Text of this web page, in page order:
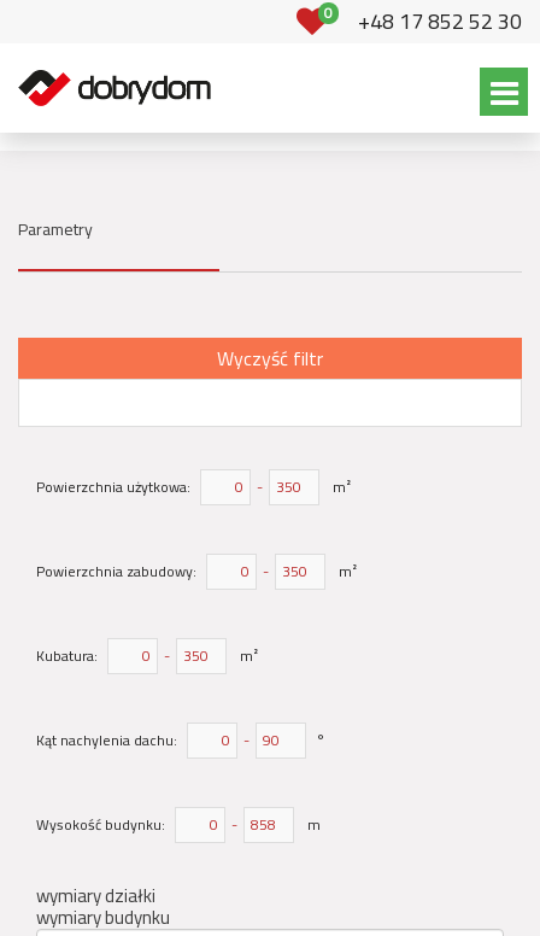
0 +48 17 852 52 30
Parametry
Wyczyść filtr
Powierzchnia użytkowa: - m²
Powierzchnia zabudowy: - m²
Kubatura: - m²
Kąt nachylenia dachu: - °
Wysokość budynku: - m
wymiary działki
wymiary budynku